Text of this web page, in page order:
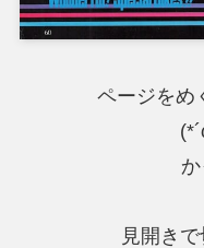
ページをめ
見開き